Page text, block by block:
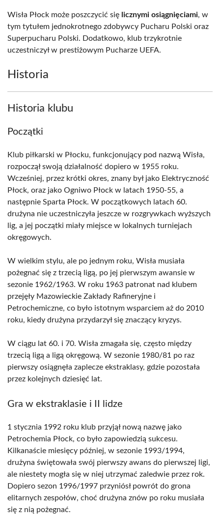
Wisła Płock może poszczycić się licznymi osiągnięciami, w
tym tytułem jednokrotnego zdobywcy Pucharu Polski oraz
Superpucharu Polski. Dodatkowo, klub trzykrotnie
uczestniczył w prestiżowym Pucharze UEFA.
Historia
Historia klubu
Początki
Klub piłkarski w Płocku, funkcjonujący pod nazwą Wisła,
rozpoczął swoją działalność dopiero w 1955 roku.
Wcześniej, przez krótki okres, znany był jako Elektryczność
Płock, oraz jako Ogniwo Płock w latach 1950-55, a
następnie Sparta Płock. W początkowych latach 60.
drużyna nie uczestniczyła jeszcze w rozgrywkach wyższych
lig, a jej początki miały miejsce w lokalnych turniejach
okręgowych.
W wielkim stylu, ale po jednym roku, Wisła musiała
pożegnać się z trzecią ligą, po jej pierwszym awansie w
sezonie 1962/1963. W roku 1963 patronat nad klubem
przejęły Mazowieckie Zakłady Rafineryjne i
Petrochemiczne, co było istotnym wsparciem aż do 2010
roku, kiedy drużyna przydarzył się znaczący kryzys.
W ciągu lat 60. i 70. Wisła zmagała się, często między
trzecią ligą a ligą okręgową. W sezonie 1980/81 po raz
pierwszy osiągnęła zaplecze ekstraklasy, gdzie pozostała
przez kolejnych dziesięć lat.
Gra w ekstraklasie i II lidze
1 stycznia 1992 roku klub przyjął nową nazwę jako
Petrochemia Płock, co było zapowiedzią sukcesu.
Kilkanaście miesięcy później, w sezonie 1993/1994,
drużyna świętowała swój pierwszy awans do pierwszej ligi,
ale niestety mogła się w niej utrzymać zaledwie przez rok.
Dopiero sezon 1996/1997 przyniósł powrót do grona
elitarnych zespołów, choć drużyna znów po roku musiała
się z nią pożegnać.